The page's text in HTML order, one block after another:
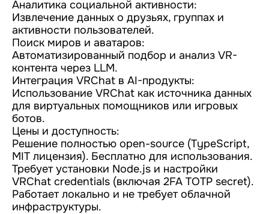
Аналитика социальной активности:
Извлечение данных о друзьях, группах и
активности пользователей.
Поиск миров и аватаров:
Автоматизированный подбор и анализ VR-
контента через LLM.
Интеграция VRChat в AI-продукты:
Использование VRChat как источника данных
для виртуальных помощников или игровых
ботов.
Цены и доступность:
Решение полностью open-source (TypeScript,
MIT лицензия). Бесплатно для использования.
Требует установки Node.js и настройки
VRChat credentials (включая 2FA TOTP secret).
Работает локально и не требует облачной
инфраструктуры.